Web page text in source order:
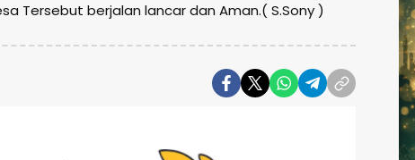
Tersebut berjalan lancar dan Aman.( S.Sony )